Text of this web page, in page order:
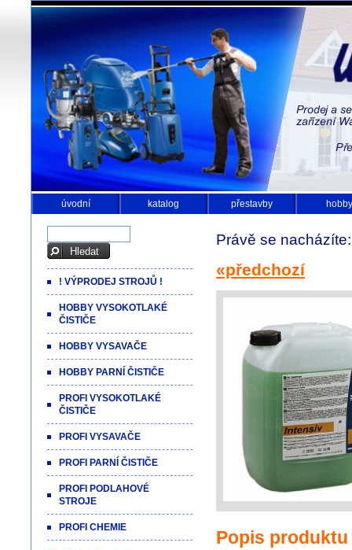
úvodní katalog přestavby hobby
Právě se
«předchozí
Popis produktu
! VÝPRODEJ STROJŮ !
HOBBY VYSOKOTLAKÉ
ČISTIČE
HOBBY VYSAVAČE
HOBBY PARNÍ ČISTIČE
PROFI VYSOKOTLAKÉ
ČISTIČE
PROFI VYSAVAČE
PROFI PARNÍ ČISTIČE
PROFI PODLAHOVÉ
STROJE
PROFI CHEMIE